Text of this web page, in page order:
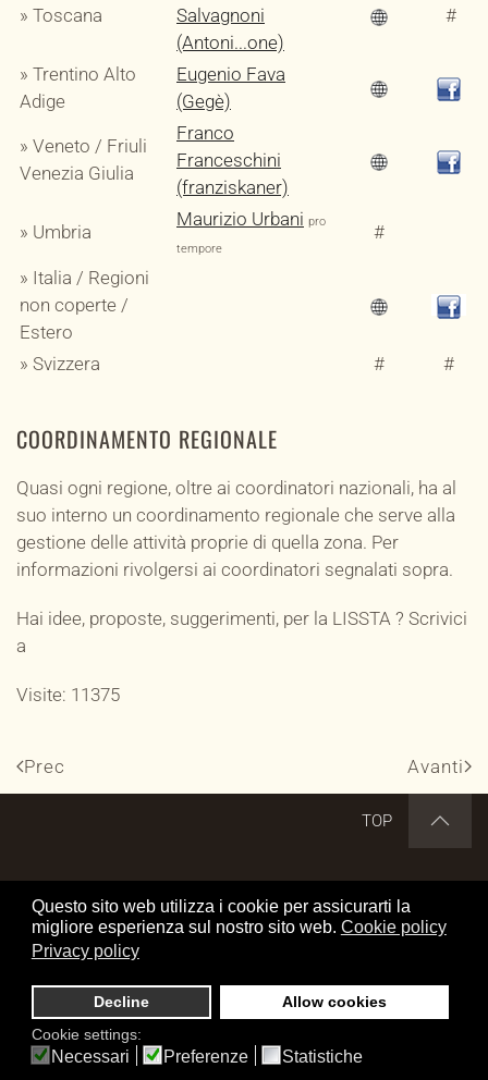
Questo sito web utilizza i cookie per assicurarti la
migliore esperienza sul nostro sito web. Cookie policy
Privacy policy
Decline
Allow cookies
Cookie settings:
Necessari Preferenze Statistiche
» Toscana
Salvagnoni
(Antoni...one)
#
» Trentino Alto
Adige
Eugenio Fava
(Gegè)
» Veneto / Friuli
Venezia Giulia
Franco
Franceschini
(franziskaner)
» Umbria
Maurizio Urbani pro
tempore
#
» Italia / Regioni
non coperte /
Estero
» Svizzera
# #
COORDINAMENTO REGIONALE
Quasi ogni regione, oltre ai coordinatori nazionali, ha al
suo interno un coordinamento regionale che serve alla
gestione delle attività proprie di quella zona. Per
informazioni rivolgersi ai coordinatori segnalati sopra.
Hai idee, proposte, suggerimenti, per la LISSTA ? Scrivici
a
Visite: 11375
Prec Avanti
TOP
DISCLAIMER CREDITS
COOKIE POLICY
PRIVACY POLICY
OFFRICI UN CAFFE'
www.transalp.it by Elio Mangraviti
is licensed under a Creative Commons Attribuzione-Non